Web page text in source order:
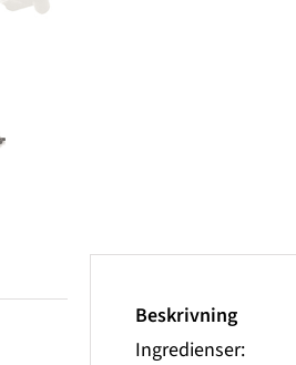
Beskrivning
Ingredienser: